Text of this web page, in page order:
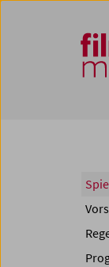
Zum Inhalt
Zum Hauptmenü
Zur Servicenavigation
Zum Suche